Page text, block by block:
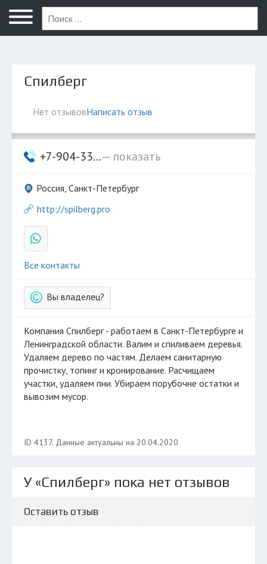
Санкт-Петербург
Спилберг
Нет отзывовНаписать отзыв
+7-904-33...— показать
Россия, Санкт-Петербург
http://spilberg.pro
Все контакты
Вы владелец?
Компания Спилберг - работаем в Санкт-Петербурге и
Ленинградской области. Валим и спиливаем деревья.
Удаляем дерево по частям. Делаем санитарную
прочистку, топинг и кронирование. Расчищаем
участки, удаляем пни. Убираем порубочне остатки и
вывозим мусор.
ID 4137. Данные актуальны на 20.04.2020
У «Спилберг» пока нет отзывов
Оставить отзыв